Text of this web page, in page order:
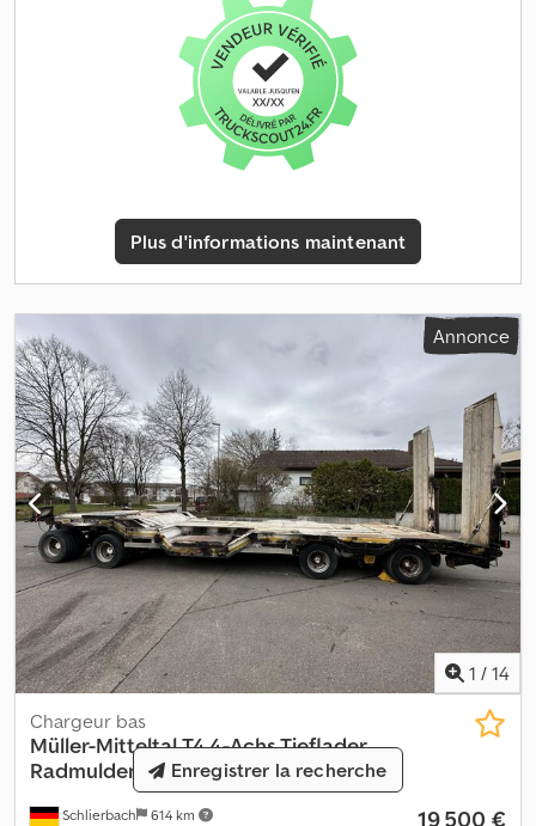
Plus d'informations maintenant
Annonce
1 / 14
Schlierbach 614 km
Chargeur bas
Müller-MitteltalT4 4-Achs Tieflader
Radmulden luftgefedert T4 4...
19 500 €
Enregistrer la recherche